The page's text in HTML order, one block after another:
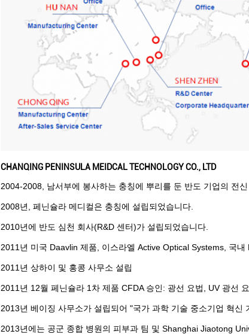
CHANQING PENINSULA MEIDCAL TECHNOLOGY CO., LTD
2004-2008, 남서부에 봉사하는 충칭에 뿌리를 둔 반도 기업의 전신
2008년, 페닌슐라 메디컬은 충칭에 설립되었습니다.
2010년에 반도 심천 회사(R&D 센터)가 설립되었습니다.
2011년 미국 Daavlin 제품, 이스라엘 Active Optical Systems, 국내
2011년 상하이 및 홍콩 사무소 설립
2011년 12월 페닌슐라 1차 제품 CFDA 승인: 광선 요법, UV 광선
2013년 베이징 사무소가 설립되어 "국가 과학 기술 중소기업 혁신
2013년에는 공군 종합 병원의 피부과 팀 및 Shanghai Jiaotong